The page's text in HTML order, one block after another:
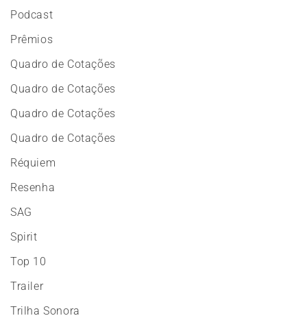
Podcast
Prêmios
Quadro de Cotações
Quadro de Cotações
Quadro de Cotações
Quadro de Cotações
Réquiem
Resenha
SAG
Spirit
Top 10
Trailer
Trilha Sonora